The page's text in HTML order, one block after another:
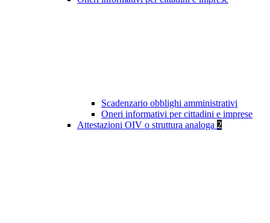
Scadenzario obblighi amministrativi
Oneri informativi per cittadini e imprese
Attestazioni OIV o struttura analoga 2